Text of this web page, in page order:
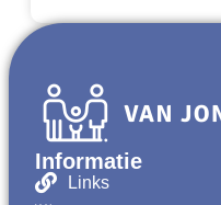
Informatie
Links